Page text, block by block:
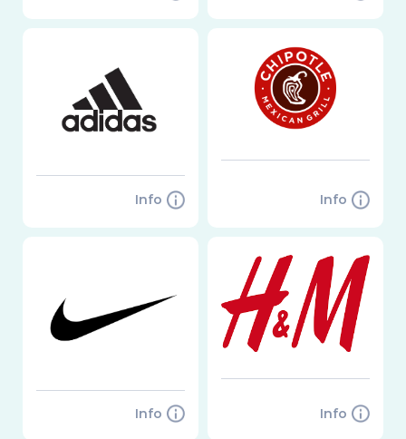
Info Info
Info Info